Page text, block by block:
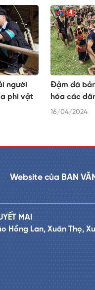
người
phi vật
Đậm đà
hóa các
16/04/2024
Website của BAN
MAI
Hồng Lan, Xuân Thọ,